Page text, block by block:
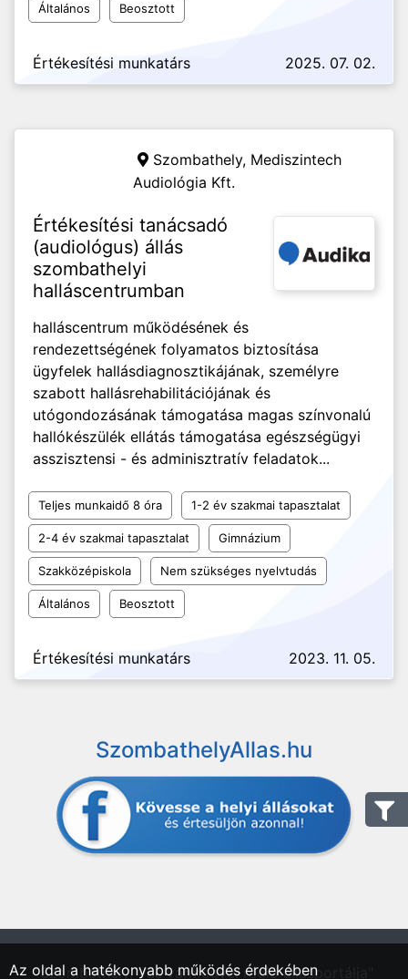
Általános Beosztott
Értékesítési munkatárs 2025. 07. 02.
Szombathely, Mediszintech
Audiológia Kft.
Értékesítési tanácsadó
(audiológus) állás
szombathelyi
halláscentrumban
halláscentrum működésének és
rendezettségének folyamatos biztosítása
ügyfelek hallásdiagnosztikájának, személyre
szabott hallásrehabilitációjának és
utógondozásának támogatása magas színvonalú
hallókészülék ellátás támogatása egészségügyi
asszisztensi - és adminisztratív feladatok...
Teljes munkaidő 8 óra 1-2 év szakmai tapasztalat
2-4 év szakmai tapasztalat Gimnázium
Szakközépiskola Nem szükséges nyelvtudás
Általános Beosztott
Értékesítési munkatárs 2023. 11. 05.
SzombathelyAllas.hu
"Szombathely, Vas vármegyei régió állásportálja"
Az oldal a hatékonyabb működés érdekében